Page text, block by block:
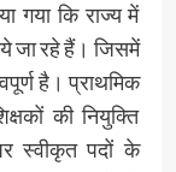
गया कि राज्य में
जा रहे हैं। जिसमें
है। प्राथमिक
की नियुक्ति
स्वीकृत पदों के